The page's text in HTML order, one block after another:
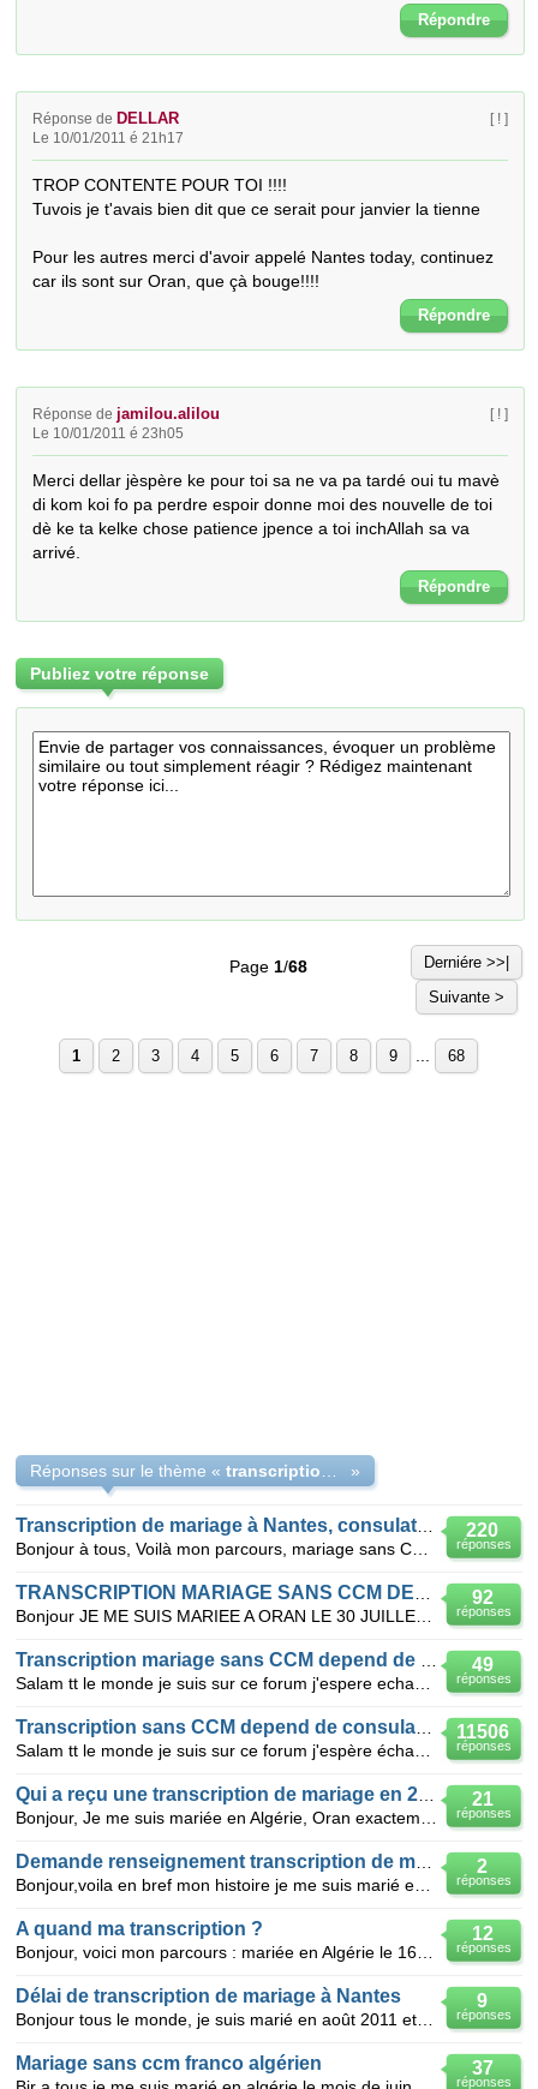
Répondre
Réponse de DELLAR
Le 10/01/2011 é 21h17
[ ! ]
TROP CONTENTE POUR TOI !!!!
Tuvois je t'avais bien dit que ce serait pour janvier la tienne
Pour les autres merci d'avoir appelé Nantes today, continuez
car ils sont sur Oran, que çà bouge!!!!
Répondre
Réponse de jamilou.alilou
Le 10/01/2011 é 23h05
[ ! ]
Merci dellar jèspère ke pour toi sa ne va pa tardé oui tu mavè
di kom koi fo pa perdre espoir donne moi des nouvelle de toi
dè ke ta kelke chose patience jpence a toi inchAllah sa va
arrivé.
Répondre
Publiez votre réponse
Page 1/68
Derniére >>|
Suivante >
1 2 3 4 5 6 7 8 9 68
Réponses sur le thème « »
220
réponses
92
réponses
49
réponses
11506
réponses
21
réponses
2
réponses
12
réponses
A quand ma transcription ?
9
réponses
Délai de transcription de mariage à Nantes
37
réponses
Mariage sans ccm franco algérien